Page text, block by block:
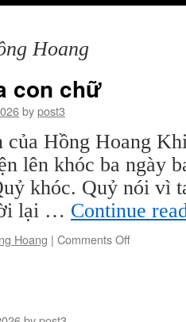
Hoang
con chữ
bypost3
của Hồng Hoang
lên khóc ba ngày
khóc. Quỷ nói vì
lại … Continue
Hoang | Comments Offon